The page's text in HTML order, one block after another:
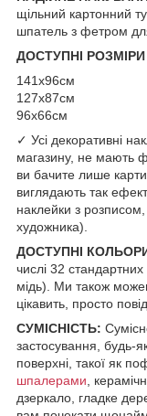
щільний картонний
шпатель з фетром
ДОСТУПНІ
141x96см
127x87см
96x66см
✓ Усі декоративні
магазину, не мають
ви бачите лише
виглядають так
наклейки з
художника).
ДОСТУПНІ
числі 32 стандартних
мідь). Ми також
цікавить, просто
СУМІСНІСТЬ:
застосування, будь-
поверхні, такої як
шпалерами ,
дзеркало, гладке